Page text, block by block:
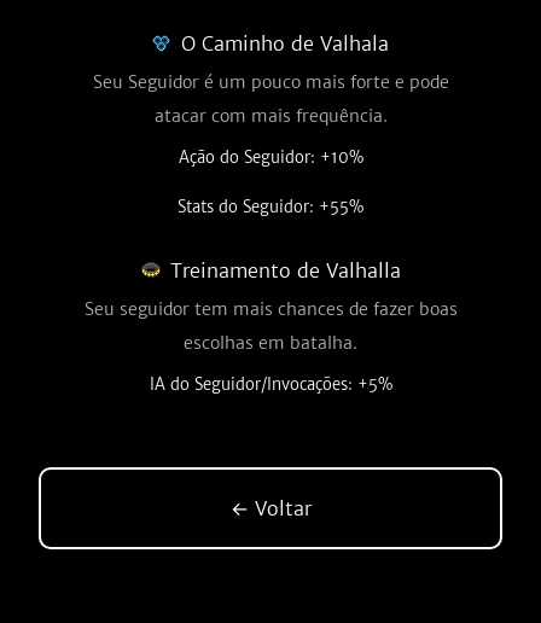
O Caminho de Valhala
Seu Seguidor é um pouco mais forte e pode
atacar com mais frequência.
Ação do Seguidor: +10%
Stats do Seguidor: +55%
Treinamento de Valhalla
Seu seguidor tem mais chances de fazer boas
escolhas em batalha.
IA do Seguidor/Invocações: +5%
← Voltar